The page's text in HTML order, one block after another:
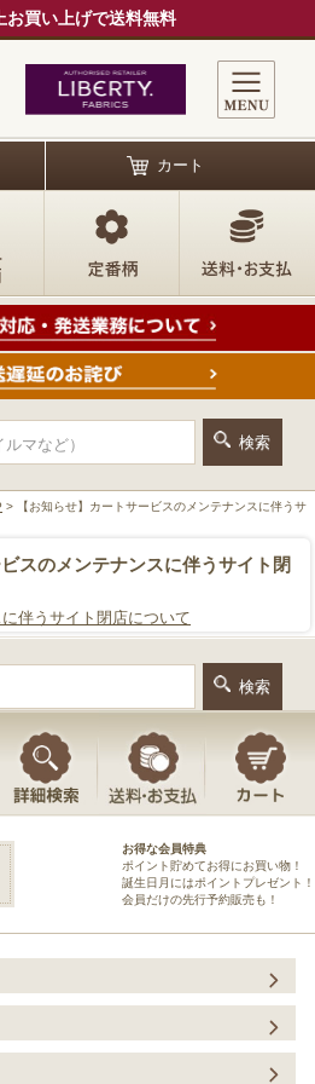
お買い上げで送料無料
カート
> 【お知らせ】カートサービスのメンテナンスに伴うサ
スのメンテナンスに伴うサイト閉
伴うサイト閉店について
お得な会員特典
ポイント貯めてお得にお買い物！
誕生日月にはポイントプレゼント！
会員だけの先行予約販売も！